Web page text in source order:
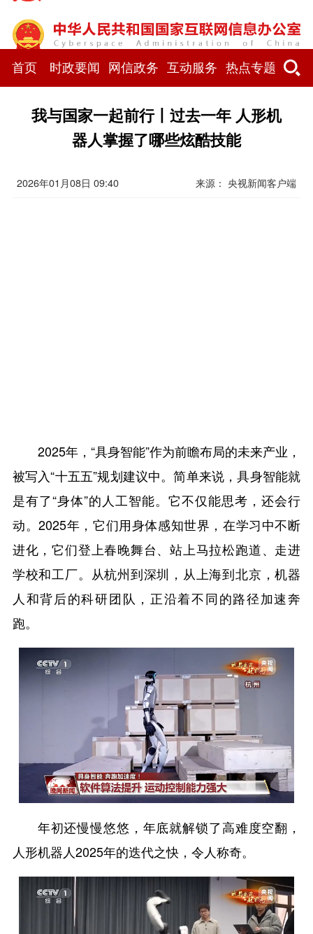
首页 时政要闻 网信政务 互动服务 热点专题
我与国家一起前行丨过去一年 人形机
器人掌握了哪些炫酷技能
2026年01月08日 09:40 来源： 央视新闻客户端
2025年，“具身智能”作为前瞻布局的未来产业，
被写入“十五五”规划建议中。简单来说，具身智能就
是有了“身体”的人工智能。它不仅能思考，还会行
动。2025年，它们用身体感知世界，在学习中不断
进化，它们登上春晚舞台、站上马拉松跑道、走进
学校和工厂。从杭州到深圳，从上海到北京，机器
人和背后的科研团队，正沿着不同的路径加速奔
跑。
年初还慢慢悠悠，年底就解锁了高难度空翻，
人形机器人2025年的迭代之快，令人称奇。